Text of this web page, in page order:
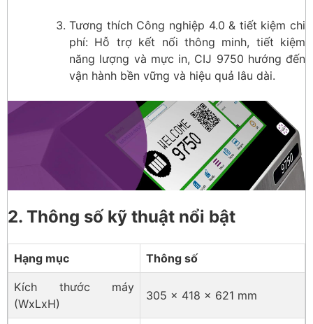
Tương thích Công nghiệp 4.0 & tiết kiệm chi
phí: Hỗ trợ kết nối thông minh, tiết kiệm
năng lượng và mực in, CIJ 9750 hướng đến
vận hành bền vững và hiệu quả lâu dài.
2. Thông số kỹ thuật nổi bật
Hạng mục Thông số
Kích thước máy
(WxLxH)
305 × 418 × 621 mm